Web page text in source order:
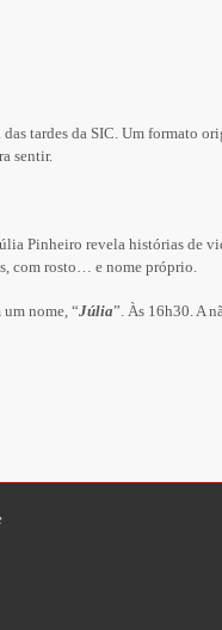
das tardes da SIC. Um formato
sentir.
Pinheiro revela histórias de
com rosto… e nome próprio.
um nome, “Júlia”. Às 16h30. A